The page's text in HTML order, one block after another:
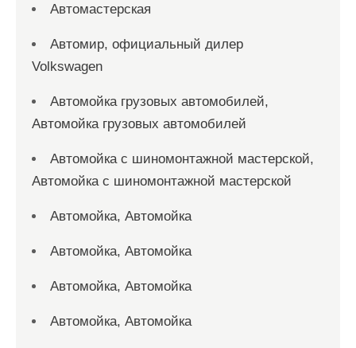
Автомастерская
Автомир, официальный дилер
Volkswagen
Автомойка грузовых автомобилей,
Автомойка грузовых автомобилей
Автомойка с шиномонтажной мастерской,
Автомойка с шиномонтажной мастерской
Автомойка, Автомойка
Автомойка, Автомойка
Автомойка, Автомойка
Автомойка, Автомойка